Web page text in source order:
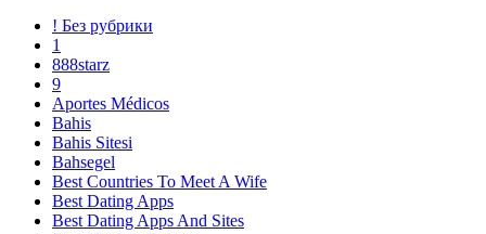
! Без рубрики
1
888starz
9
Aportes Médicos
Bahis
Bahis Sitesi
Bahsegel
Best Countries To Meet A Wife
Best Dating Apps
Best Dating Apps And Sites